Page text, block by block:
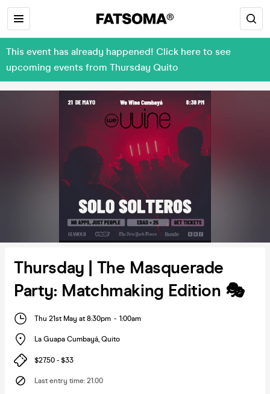
This event has already happened! Click here to see
upcoming events from Thursday Quito
Thursday | The Masquerade
Party: Matchmaking Edition 🎭
Thu 21st May at 8:30pm - 1:00am
La Guapa Cumbayá, Quito
$27.50 - $33
Last entry time: 21.00